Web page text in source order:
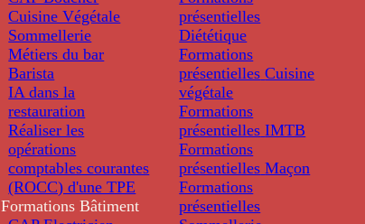
Cuisine Végétale
Sommellerie
Métiers du bar
Barista
IA dans la
restauration
Réaliser les
opérations
comptables courantes
(ROCC) d'une TPE
Formations Bâtiment
présentielles
Diététique
Formations
présentielles Cuisine
végétale
Formations
présentielles IMTB
Formations
présentielles Maçon
Formations
présentielles